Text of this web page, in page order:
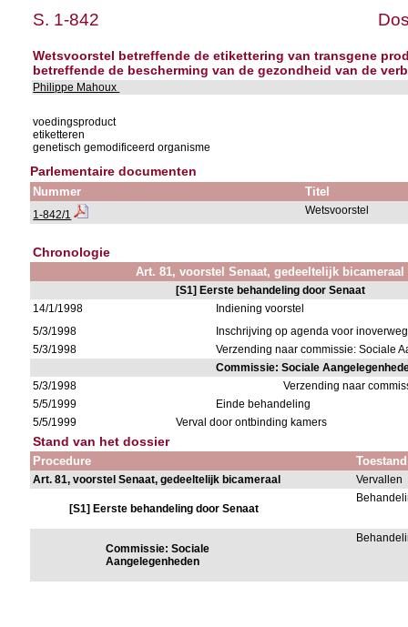
S. 1-842
Wetsvoorstel betreffende de etikettering van transgene
betreffende de bescherming van de gezondheid van de
Philippe Mahoux
voedingsproduct
etiketteren
genetisch gemodificeerd organisme
Parlementaire documenten
Nummer Titel
1-842/1 Wetsvoorstel
Chronologie
Art. 81, voorstel Senaat, gedeeltelijk bicameraal
[S1] Eerste behandeling door Senaat
14/1/1998
Indiening voorstel
5/3/1998
Inschrijving op agenda voor
5/3/1998
Verzending naar commissie: Sociale
Commissie: Sociale
5/3/1998
Verzending naar
5/5/1999
Einde behandeling
5/5/1999
Verval door ontbinding kamers
Stand van het dossier
Procedure Toestand
Art. 81, voorstel Senaat, gedeeltelijk bicameraal Vervallen
[S1] Eerste behandeling door Senaat
Commissie: Sociale
Aangelegenheden